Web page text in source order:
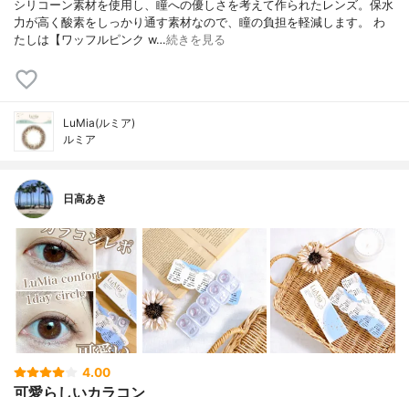
シリコーン素材を使用し、瞳への優しさを考えて作られたレンズ。保水
力が高く酸素をしっかり通す素材なので、瞳の負担を軽減します。 わ
たしは【ワッフルピンク w…続きを見る
LuMia(ルミア)
ルミア
日高あき
4.00
可愛らしいカラコン